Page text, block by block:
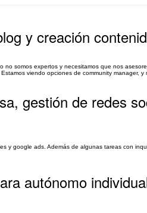
y creación
somos expertos y necesitamos que nos
viendo opciones de community manager, y
gestión de redes
y google ads. Además de algunas tareas con
autónomo